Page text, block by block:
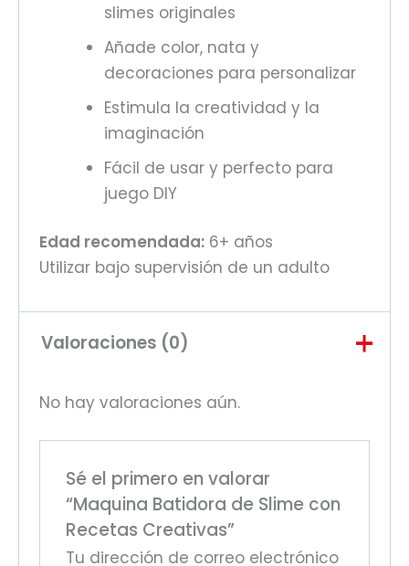
slimes originales
Añade color, nata y
decoraciones para personalizar
Estimula la creatividad y la
imaginación
Fácil de usar y perfecto para
juego DIY
Edad recomendada: 6+ años
Utilizar bajo supervisión de un adulto
Valoraciones (0)
No hay valoraciones aún.
Sé el primero en valorar
“Maquina Batidora de Slime con
Recetas Creativas”
Tu dirección de correo electrónico